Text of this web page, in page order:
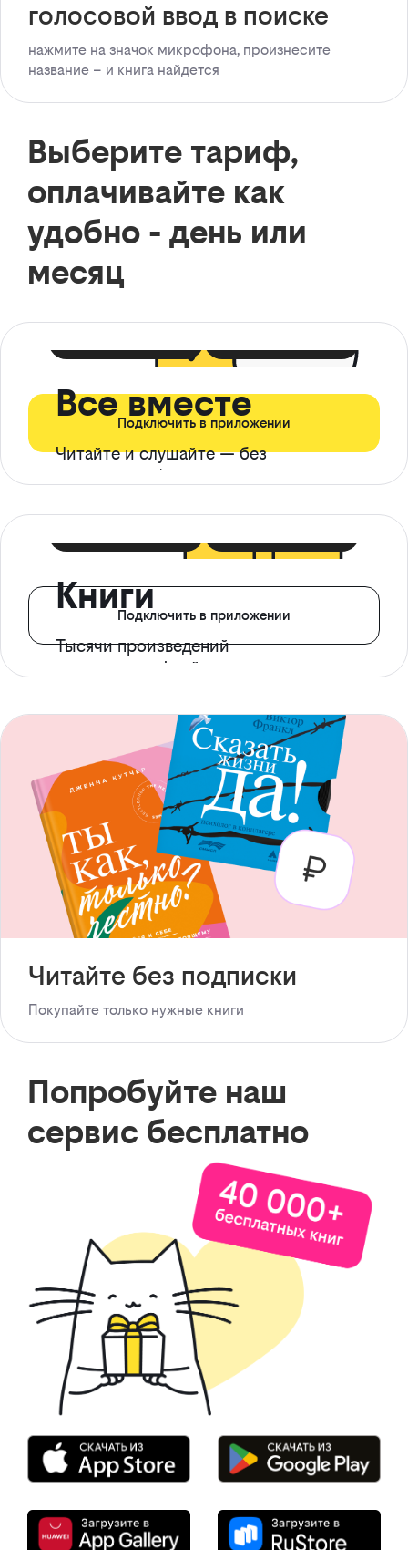
голосовой ввод в поиске
нажмите на значок микрофона, произнесите
название – и книга найдется
Выберите тариф,
оплачивайте как
удобно - день или
месяц
Все вместе
Читайте и слушайте — без
ограничений*
Подключить в приложении
Книги
Тысячи произведений
с доступом офлайн
Подключить в приложении
Читайте без подписки
Покупайте только нужные книги
Попробуйте наш
сервис бесплатно